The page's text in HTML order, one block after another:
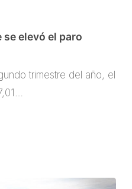
elevó el paro
trimestre del año, el